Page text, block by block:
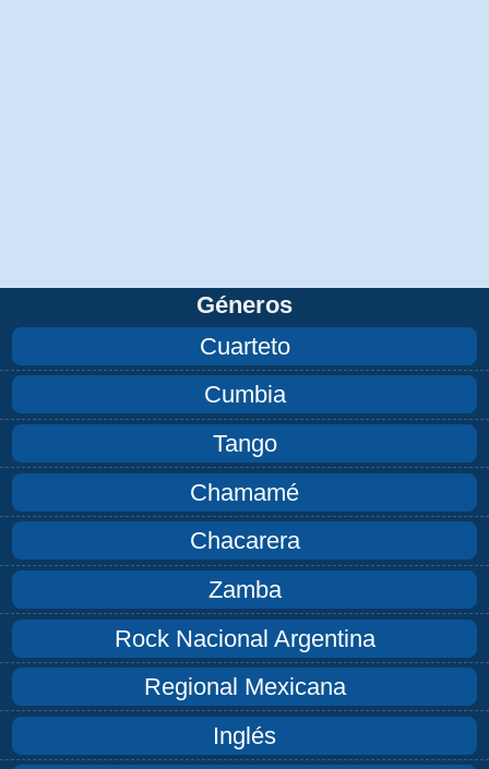
Géneros
Cuarteto
Cumbia
Tango
Chamamé
Chacarera
Zamba
Rock Nacional Argentina
Regional Mexicana
Inglés